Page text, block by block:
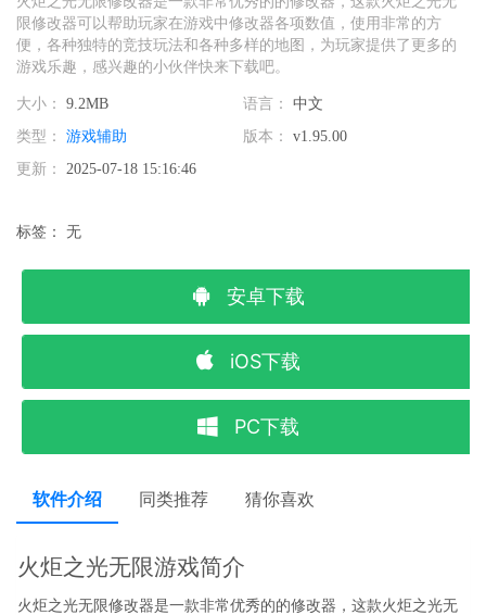
限修改器可以帮助玩家在游戏中修改器各项数值，使用非常的方
便，各种独特的竞技玩法和各种多样的地图，为玩家提供了更多的
游戏乐趣，感兴趣的小伙伴快来下载吧。
大小： 9.2MB 语言：
中文
类型：
游戏辅助 版本：
v1.95.00
更新：
2025-07-18 15:16:46
标签： 无
安卓下载
iOS下载
PC下载
软件介绍 同类推荐 猜你喜欢
火炬之光无限游戏简介
火炬之光无限修改器是一款非常优秀的的修改器，这款火炬之光无